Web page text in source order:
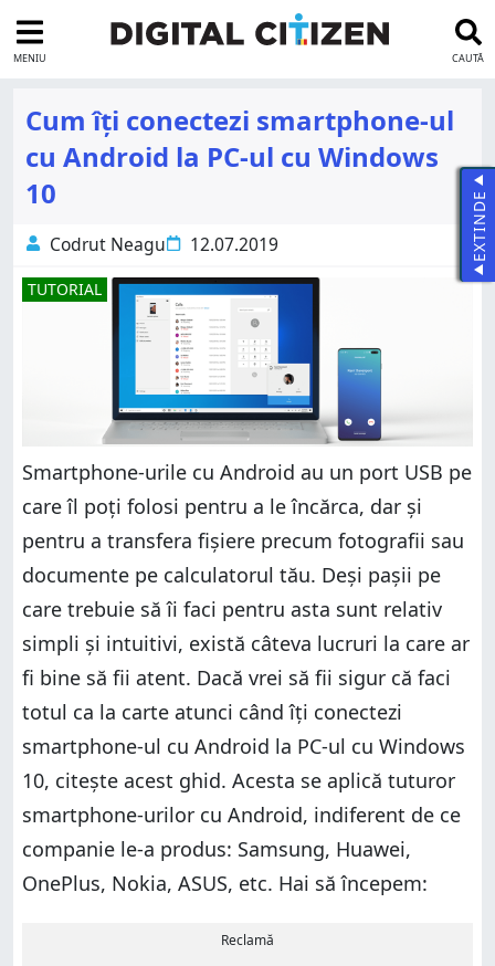
MENIU CAUTĂ
Cum îți conectezi smartphone-ul
cu Android la PC-ul cu Windows
10
Codrut Neagu 12.07.2019
TUTORIAL
Smartphone-urile cu Android au un port USB pe
care îl poți folosi pentru a le încărca, dar și
pentru a transfera fișiere precum fotografii sau
documente pe calculatorul tău. Deși pașii pe
care trebuie să îi faci pentru asta sunt relativ
simpli și intuitivi, există câteva lucruri la care ar
fi bine să fii atent. Dacă vrei să fii sigur că faci
totul ca la carte atunci când îți conectezi
smartphone-ul cu Android la PC-ul cu Windows
10, citește acest ghid. Acesta se aplică tuturor
smartphone-urilor cu Android, indiferent de ce
companie le-a produs: Samsung, Huawei,
OnePlus, Nokia, ASUS, etc. Hai să începem:
Reclamă
EXTINDE